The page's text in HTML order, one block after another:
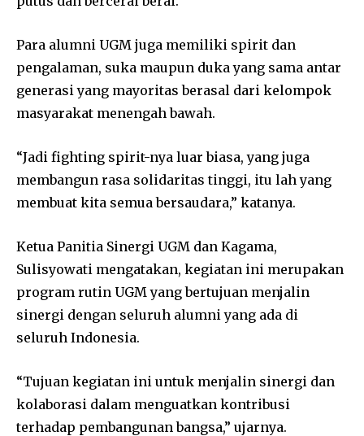
Para alumni UGM juga memiliki spirit dan
pengalaman, suka maupun duka yang sama antar
generasi yang mayoritas berasal dari kelompok
masyarakat menengah bawah.
“Jadi fighting spirit-nya luar biasa, yang juga
membangun rasa solidaritas tinggi, itu lah yang
membuat kita semua bersaudara,” katanya.
Ketua Panitia Sinergi UGM dan Kagama,
Sulisyowati mengatakan, kegiatan ini merupakan
program rutin UGM yang bertujuan menjalin
sinergi dengan seluruh alumni yang ada di
seluruh Indonesia.
“Tujuan kegiatan ini untuk menjalin sinergi dan
kolaborasi dalam menguatkan kontribusi
terhadap pembangunan bangsa,” ujarnya.